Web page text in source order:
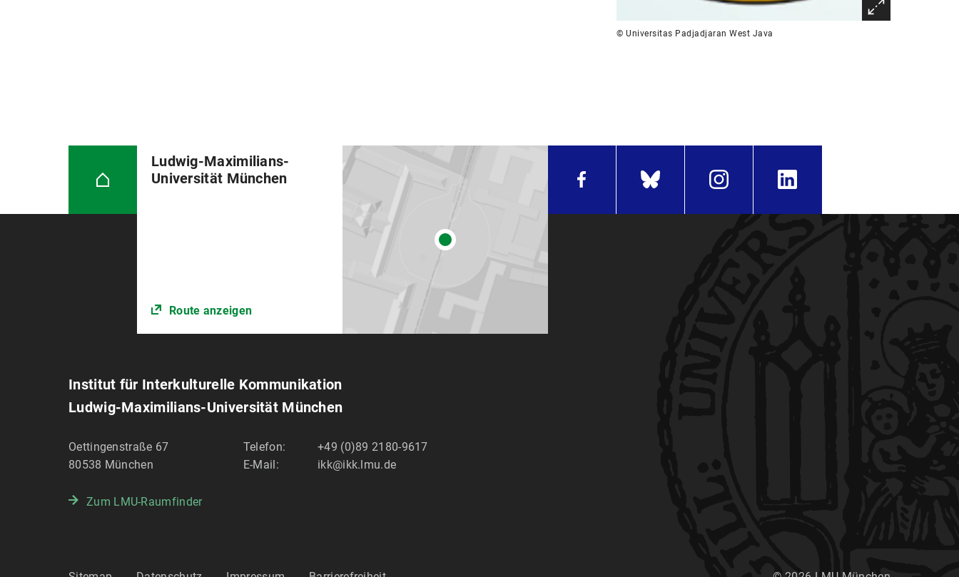
© Universitas Padjadjaran West Java
Ludwig-Maximilians-
Universität München
Route anzeigen
Institut für Interkulturelle Kommunikation
Ludwig-Maximilians-Universität München
Oettingenstraße 67
80538 München
Telefon:
+49 (0)89 2180-9617
E-Mail:
ikk@ikk.lmu.de
Zum LMU-Raumfinder